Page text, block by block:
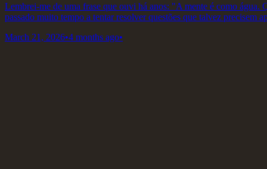
Lembrei-me de uma frase que ouvi há anos: "A mente é como água.
passado muito tempo a tentar resolver questões que talvez precisem
March 21, 2026•4 months ago•